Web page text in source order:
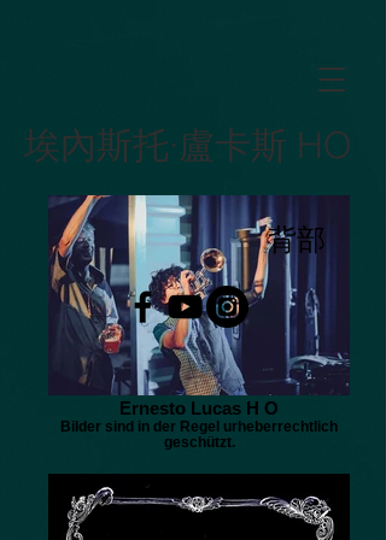
埃內斯托·盧卡斯 HO
Ernesto Lucas H O
Bilder sind in der Regel urheberrechtlich
geschützt.
背部